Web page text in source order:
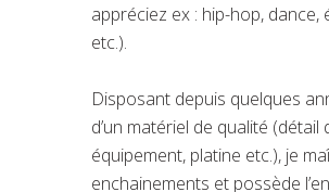
appréciez ex : hip-hop, dance,
etc.).
Disposant depuis quelques
d’un matériel de qualité (détail
équipement, platine etc.), je
enchainements et possède